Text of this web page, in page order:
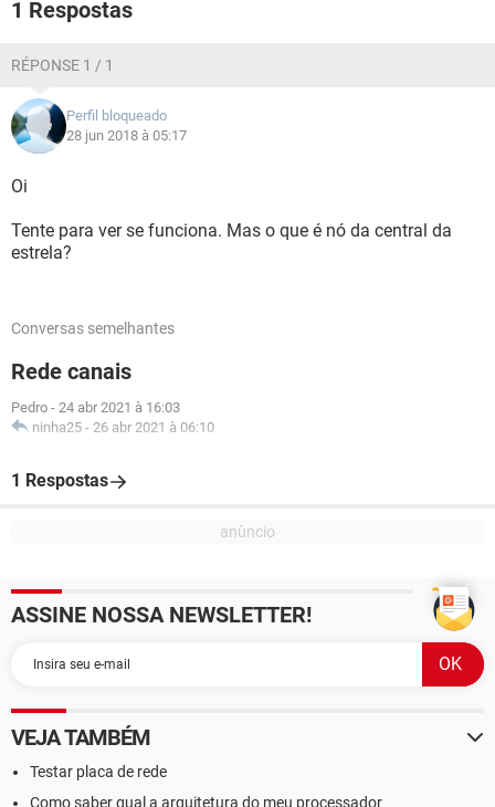
1 Respostas
RÉPONSE 1 / 1
Perfil bloqueado
28 jun 2018 à 05:17
Oi
Tente para ver se funciona. Mas o que é nó da central da
estrela?
Conversas semelhantes
Rede canais
Pedro - 24 abr 2021 à 16:03
ninha25 - 26 abr 2021 à 06:10
1 Respostas
ASSINE NOSSA NEWSLETTER!
VEJA TAMBÉM
Testar placa de rede
Como saber qual a arquitetura do meu processador